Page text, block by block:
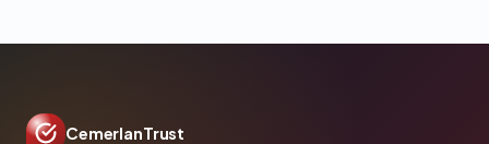
CemerlanTrust